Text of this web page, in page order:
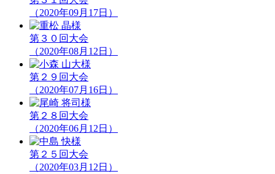
（2020年09月17日）
第３０回大会
（2020年08月12日）
第２９回大会
（2020年07月16日）
第２８回大会
（2020年06月12日）
第２５回大会
（2020年03月12日）